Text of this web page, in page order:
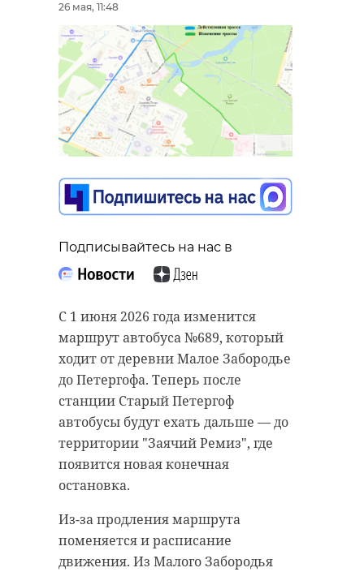
26 мая, 11:48
Подписывайтесь на нас в
С 1 июня 2026 года изменится
маршрут автобуса №689, который
ходит от деревни Малое Забородье
до Петергофа. Теперь после
станции Старый Петергоф
автобусы будут ехать дальше — до
территории "Заячий Ремиз", где
появится новая конечная
остановка.
Из-за продления маршрута
поменяется и расписание
движения. Из Малого Забородья